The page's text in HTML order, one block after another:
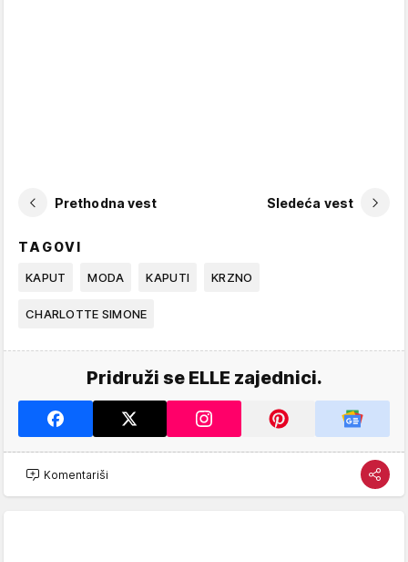
Prethodna vest Sledeća vest
TAGOVI
KAPUT MODA KAPUTI KRZNO
CHARLOTTE SIMONE
Pridruži se ELLE zajednici.
Komentariši